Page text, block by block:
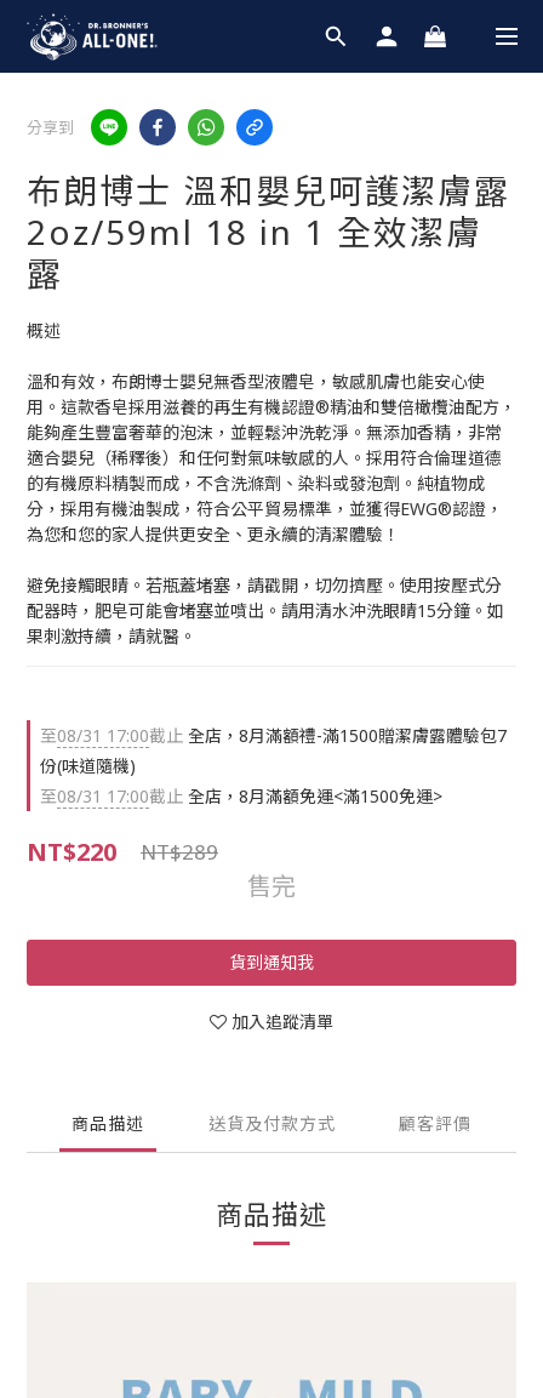
分享到
布朗博士 溫和嬰兒呵護潔膚露
2oz/59ml 18 in 1 全效潔膚
露
概述
溫和有效，布朗博士嬰兒無香型液體皂，敏感肌膚也能安心使
用。這款香皂採用滋養的再生有機認證®精油和雙倍橄欖油配方，
能夠產生豐富奢華的泡沫，並輕鬆沖洗乾淨。無添加香精，非常
適合嬰兒（稀釋後）和任何對氣味敏感的人。採用符合倫理道德
的有機原料精製而成，不含洗滌劑、染料或發泡劑。純植物成
分，採用有機油製成，符合公平貿易標準，並獲得EWG®認證，
為您和您的家人提供更安全、更永續的清潔體驗！
避免接觸眼睛。若瓶蓋堵塞，請戳開，切勿擠壓。使用按壓式分
配器時，肥皂可能會堵塞並噴出。請用清水沖洗眼睛15分鐘。如
果刺激持續，請就醫。
至08/31 17:00截止 全店，8月滿額禮-滿1500贈潔膚露體驗包7
份(味道隨機)
至08/31 17:00截止 全店，8月滿額免運<滿1500免運>
NT$220 NT$289
售完
貨到通知我
加入追蹤清單
商品描述 送貨及付款方式 顧客評價
商品描述